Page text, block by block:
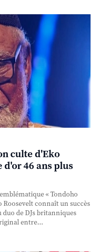
culte d'Eko
d'or 46 ans plus
« Tondoho
connaît un succès
de DJs britanniques
entre...